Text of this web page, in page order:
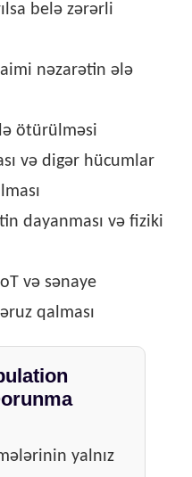
belə zərərli
nəzarətin ələ
ötürülməsi
və digər hücumlar
dayanması və fiziki
və sənaye
qalması
yalnız